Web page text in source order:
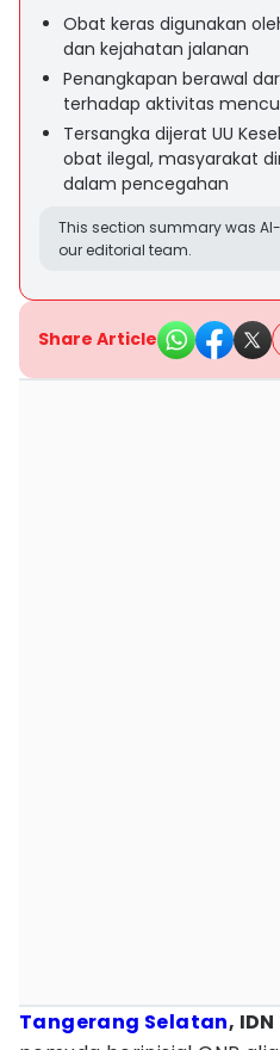
Obat keras digunakan
dan kejahatan jalanan
Penangkapan berawal
terhadap aktivitas
Tersangka dijerat UU
obat ilegal, masyarakat
dalam pencegahan
This section summary was
our editorial team.
Share Article
Tangerang Selatan,